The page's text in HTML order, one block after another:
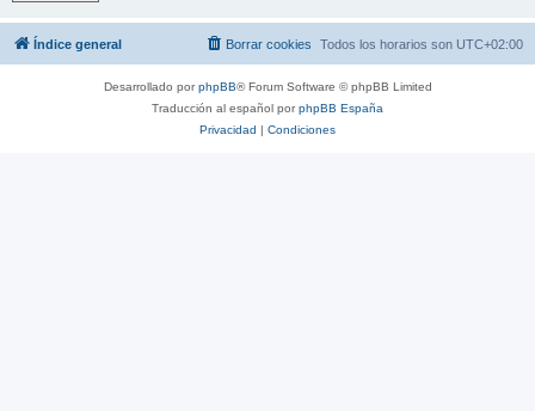
Índice general Todos los horarios son UTC+02:00
Borrar cookies
Desarrollado porphpBB® Forum Software © phpBB Limited
Traducción al español porphpBB España
Privacidad | Condiciones